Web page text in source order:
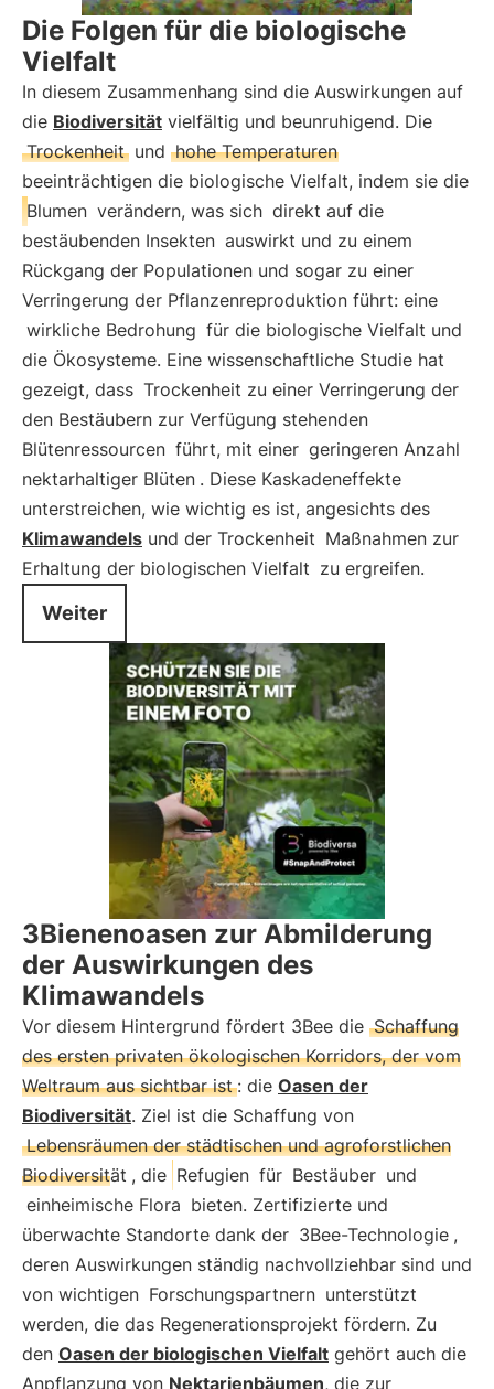
Die Folgen für die biologische
Vielfalt
In diesem Zusammenhang sind die Auswirkungen auf
die Biodiversität vielfältig und beunruhigend. Die
Trockenheit und hohe Temperaturen
beeinträchtigen die biologische Vielfalt, indem sie die
Blumen verändern, was sich direkt auf die
bestäubenden Insekten auswirkt und zu einem
Rückgang der Populationen und sogar zu einer
Verringerung der Pflanzenreproduktion führt: eine
wirkliche Bedrohung für die biologische Vielfalt und
die Ökosysteme. Eine wissenschaftliche Studie hat
gezeigt, dass Trockenheit zu einer Verringerung der
den Bestäubern zur Verfügung stehenden
Blütenressourcen führt, mit einer geringeren Anzahl
nektarhaltiger Blüten . Diese Kaskadeneffekte
unterstreichen, wie wichtig es ist, angesichts des
Klimawandels und der Trockenheit Maßnahmen zur
Erhaltung der biologischen Vielfalt zu ergreifen.
Weiter
3Bienenoasen zur Abmilderung
der Auswirkungen des
Klimawandels
Vor diesem Hintergrund fördert 3Bee die Schaffung
des ersten privaten ökologischen Korridors, der vom
Weltraum aus sichtbar ist : die Oasen der
Biodiversität. Ziel ist die Schaffung von
Lebensräumen der städtischen und agroforstlichen
Biodiversität , die Refugien für Bestäuber und
einheimische Flora bieten. Zertifizierte und
überwachte Standorte dank der 3Bee-Technologie ,
deren Auswirkungen ständig nachvollziehbar sind und
von wichtigen Forschungspartnern unterstützt
werden, die das Regenerationsprojekt fördern. Zu
den Oasen der biologischen Vielfalt gehört auch die
Anpflanzung von Nektarienbäumen, die zur